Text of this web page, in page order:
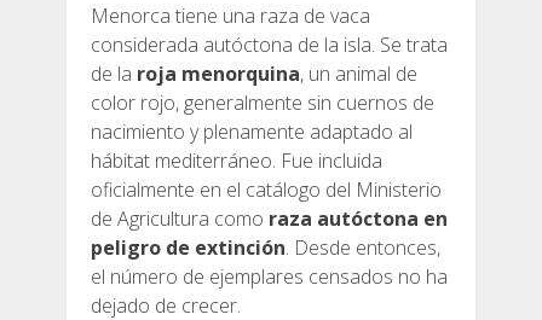
FRANÇAIS
DEUTSCH
Menorca tiene una raza de vaca
considerada autóctona de la isla. Se trata
de la roja menorquina, un animal de
color rojo, generalmente sin cuernos de
nacimiento y plenamente adaptado al
hábitat mediterráneo. Fue incluida
oficialmente en el catálogo del Ministerio
de Agricultura como raza autóctona en
peligro de extinción. Desde entonces,
el número de ejemplares censados no ha
dejado de crecer.